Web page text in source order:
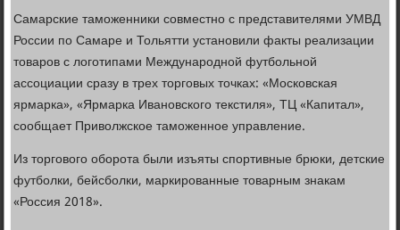
Самарские таможенники совместно с представителями УМВД
России по Самаре и Тольятти установили факты реализации
товаров с логотипами Международной футбольной
ассоциации сразу в трех торговых точках: «Московская
ярмарка», «Ярмарка Ивановского текстиля», ТЦ «Капитал»,
сообщает Приволжское таможенное управление.
Из торгового оборота были изъяты спортивные брюки, детские
футболки, бейсболки, маркированные товарным знакам
«Россия 2018».